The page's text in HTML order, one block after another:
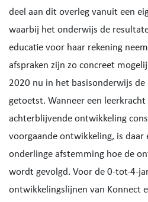
deel aan dit overleg vanuit een
waarbij het onderwijs de
educatie voor haar rekening
afspraken zijn zo concreet
2020 nu in het basisonderwijs
getoetst. Wanneer een
achterblijvende ontwikkeling
voorgaande ontwikkeling, is daar
onderlinge afstemming hoe de
wordt gevolgd. Voor de 0-tot-4-
ontwikkelingslijnen van Konnect